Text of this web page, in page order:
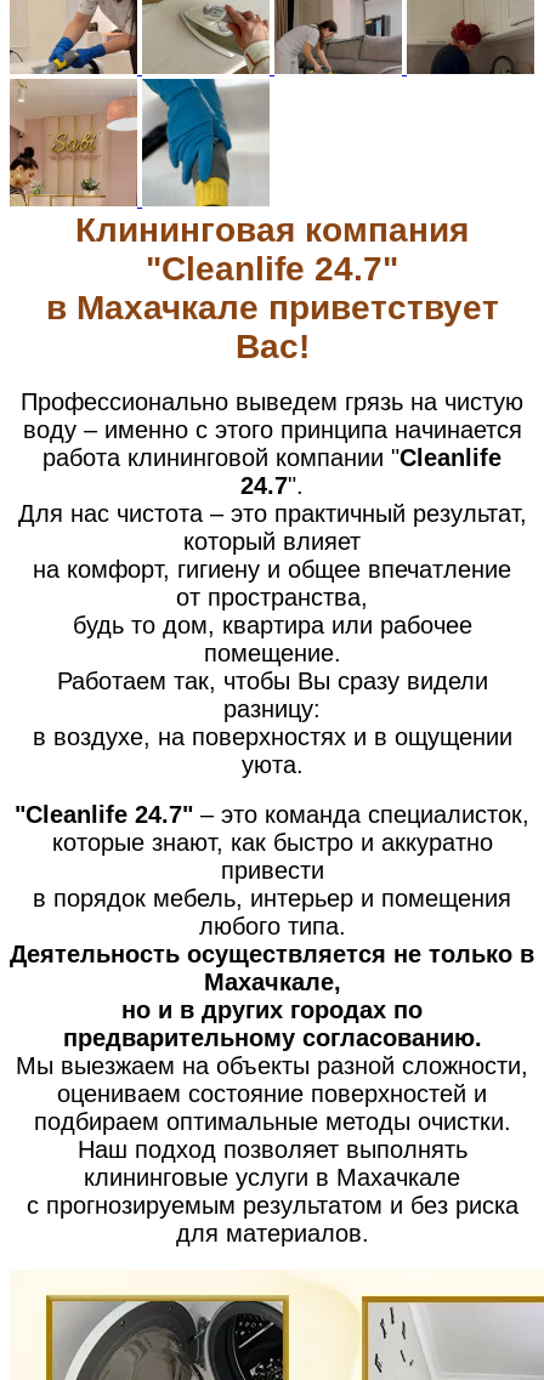
Клининговая компания
"Cleanlife 24.7"
в Махачкале приветствует
Вас!
Профессионально выведем грязь на чистую
воду – именно с этого принципа начинается
работа клининговой компании "Cleanlife
24.7".
Для нас чистота – это практичный результат,
который влияет
на комфорт, гигиену и общее впечатление
от пространства,
будь то дом, квартира или рабочее
помещение.
Работаем так, чтобы Вы сразу видели
разницу:
в воздухе, на поверхностях и в ощущении
уюта.
"Cleanlife 24.7" – это команда специалисток,
которые знают, как быстро и аккуратно
привести
в порядок мебель, интерьер и помещения
любого типа.
Деятельность осуществляется не только в
Махачкале,
но и в других городах по
предварительному согласованию.
Мы выезжаем на объекты разной сложности,
оцениваем состояние поверхностей и
подбираем оптимальные методы очистки.
Наш подход позволяет выполнять
клининговые услуги в Махачкале
с прогнозируемым результатом и без риска
для материалов.